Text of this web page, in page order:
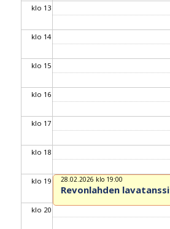
klo 13
klo 14
klo 15
klo 16
klo 17
klo 18
klo 19
klo 20
28.02.2026 klo 19:00
Revonlahden